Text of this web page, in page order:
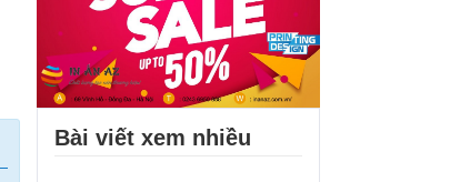
Bài viết xem nhiều